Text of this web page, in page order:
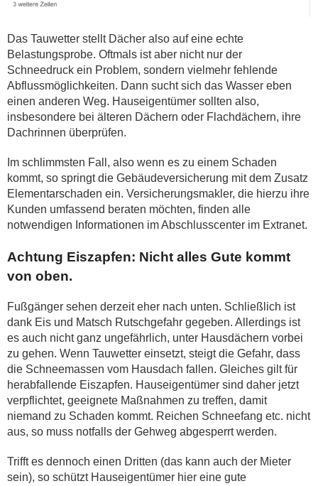
Das Tauwetter stellt Dächer also auf eine echte
Belastungsprobe. Oftmals ist aber nicht nur der
Schneedruck ein Problem, sondern vielmehr fehlende
Abflussmöglichkeiten. Dann sucht sich das Wasser eben
einen anderen Weg. Hauseigentümer sollten also,
insbesondere bei älteren Dächern oder Flachdächern, ihre
Dachrinnen überprüfen.
Im schlimmsten Fall, also wenn es zu einem Schaden
kommt, so springt die Gebäudeversicherung mit dem Zusatz
Elementarschaden ein. Versicherungsmakler, die hierzu ihre
Kunden umfassend beraten möchten, finden alle
notwendigen Informationen im Abschlusscenter im Extranet.
Achtung Eiszapfen: Nicht alles Gute kommt
von oben.
Fußgänger sehen derzeit eher nach unten. Schließlich ist
dank Eis und Matsch Rutschgefahr gegeben. Allerdings ist
es auch nicht ganz ungefährlich, unter Hausdächern vorbei
zu gehen. Wenn Tauwetter einsetzt, steigt die Gefahr, dass
die Schneemassen vom Hausdach fallen. Gleiches gilt für
herabfallende Eiszapfen. Hauseigentümer sind daher jetzt
verpflichtet, geeignete Maßnahmen zu treffen, damit
niemand zu Schaden kommt. Reichen Schneefang etc. nicht
aus, so muss notfalls der Gehweg abgesperrt werden.
Trifft es dennoch einen Dritten (das kann auch der Mieter
sein), so schützt Hauseigentümer hier eine gute